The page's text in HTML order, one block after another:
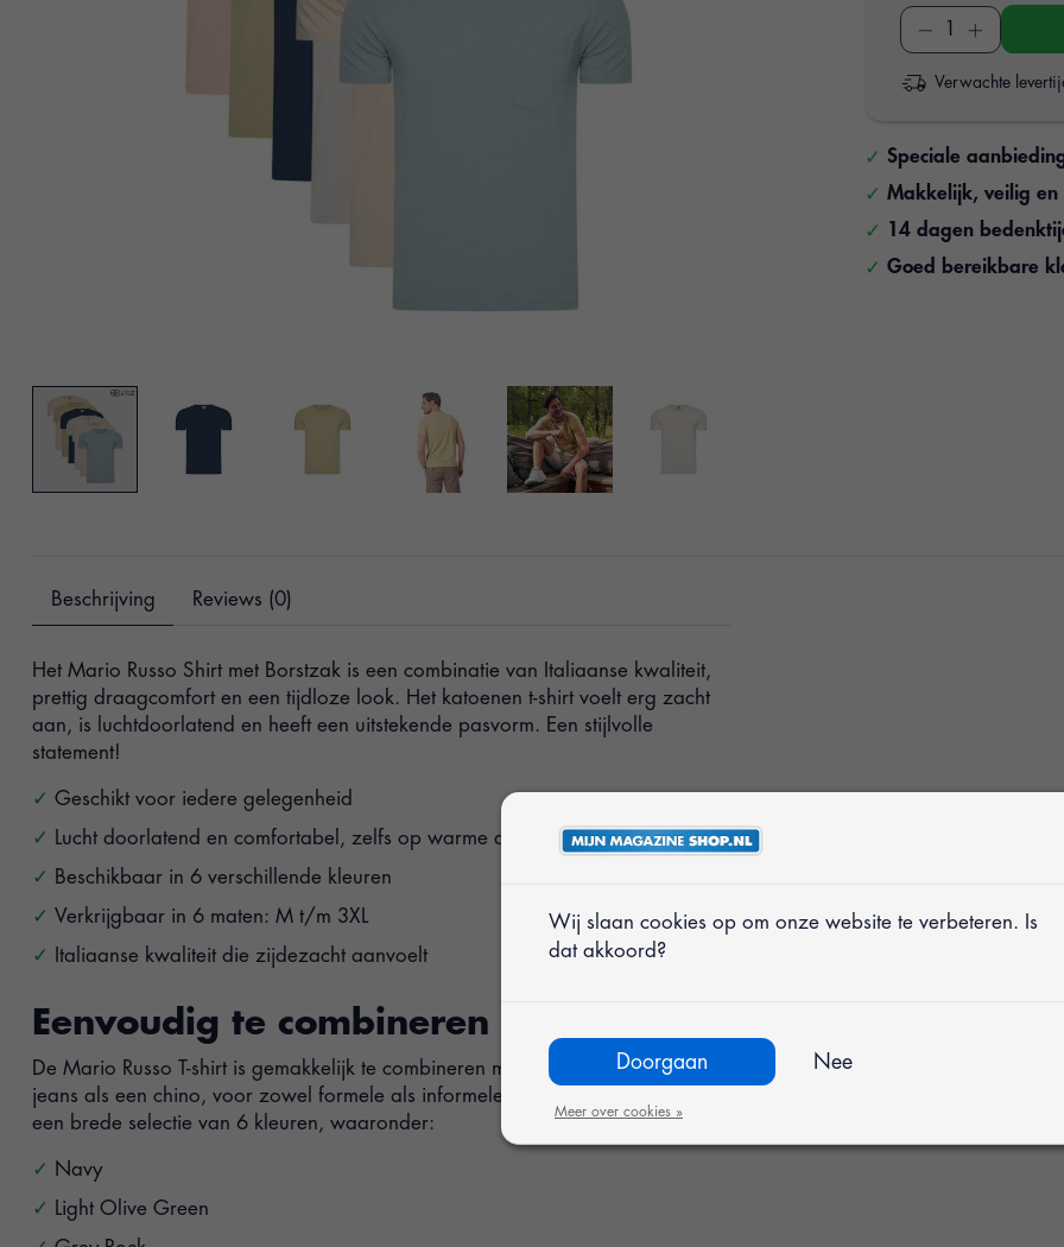
Verwachte
Speciale
Makkelijk, veilig en
14 dagen
Goed bereikbare
Beschrijving Reviews (0)
Het Mario Russo Shirt met Borstzak is een combinatie van Italiaanse kwaliteit,
prettig draagcomfort en een tijdloze look. Het katoenen t-shirt voelt erg zacht
aan, is luchtdoorlatend en heeft een uitstekende pasvorm. Een stijlvolle
statement!
Geschikt voor iedere gelegenheid
Lucht doorlatend en comfortabel, zelfs op warme dagen
Beschikbaar in 6 verschillende kleuren
Verkrijgbaar in 6 maten: M t/m 3XL
Italiaanse kwaliteit die zijdezacht aanvoelt
Eenvoudig te combineren
De Mario Russo T-shirt is gemakkelijk te combineren met zowel een stijlvolle
jeans als een chino, voor zowel formele als informele gelegenheden. Kies uit
een brede selectie van 6 kleuren, waaronder:
Navy
Light Olive Green
Wij slaan cookies op om onze website te verbeteren. Is
dat akkoord?
Doorgaan Nee
Meer over cookies »